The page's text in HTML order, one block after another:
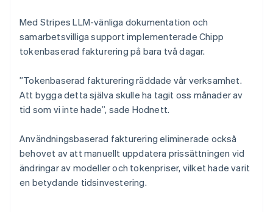
Med Stripes LLM-vänliga dokumentation och
samarbetsvilliga support implementerade Chipp
tokenbaserad fakturering på bara två dagar.
”Tokenbaserad fakturering räddade vår verksamhet.
Att bygga detta själva skulle ha tagit oss månader av
tid som vi inte hade”, sade Hodnett.
Användningsbaserad fakturering eliminerade också
behovet av att manuellt uppdatera prissättningen vid
ändringar av modeller och tokenpriser, vilket hade varit
en betydande tidsinvestering.